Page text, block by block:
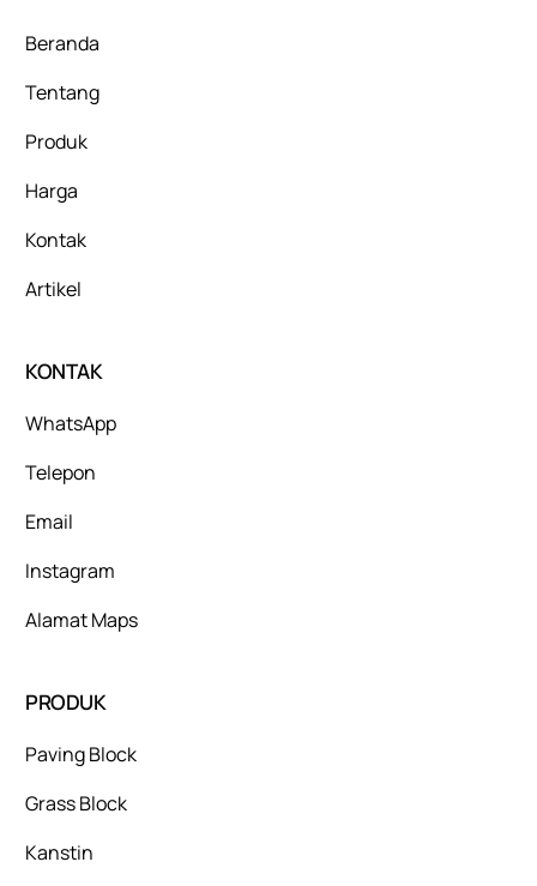
Beranda
Tentang
Produk
Harga
Kontak
Artikel
KONTAK
WhatsApp
Telepon
Email
Instagram
Alamat Maps
PRODUK
Paving Block
Grass Block
Kanstin